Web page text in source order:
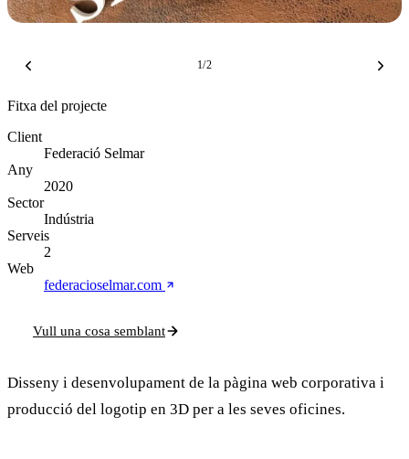
1/2
Fitxa del projecte
Client
Federació Selmar
Any
2020
Sector
Indústria
Serveis
2
Web
federacioselmar.com
Vull una cosa semblant
Disseny i desenvolupament de la pàgina web corporativa i
producció del logotip en 3D per a les seves oficines.